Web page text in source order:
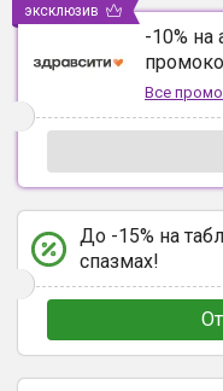
-10% на
Все
эксклюзив
До -15% на
спазмах!